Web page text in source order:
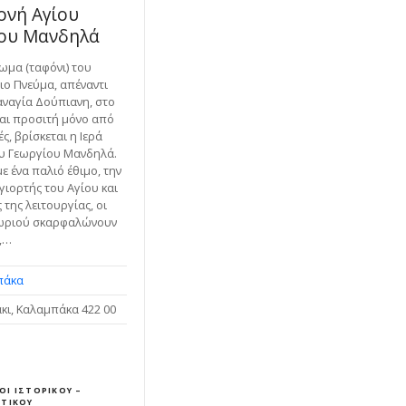
Αγίου
Μανδηλά
(ταφόνι) του
Πνεύμα, απέναντι
Δούπιανη, στο
προσιτή μόνο από
βρίσκεται η Ιερά
Γεωργίου Μανδηλά.
ένα παλιό έθιμο, την
του Αγίου και
λειτουργίας, οι
σκαρφαλώνουν
Καλαμπάκα 422 00
ΙΣΤΟΡΙΚΟΎ –